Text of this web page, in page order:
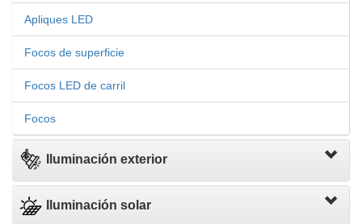
Apliques LED
Focos de superficie
Focos LED de carril
Focos
Iluminación exterior
Iluminación solar